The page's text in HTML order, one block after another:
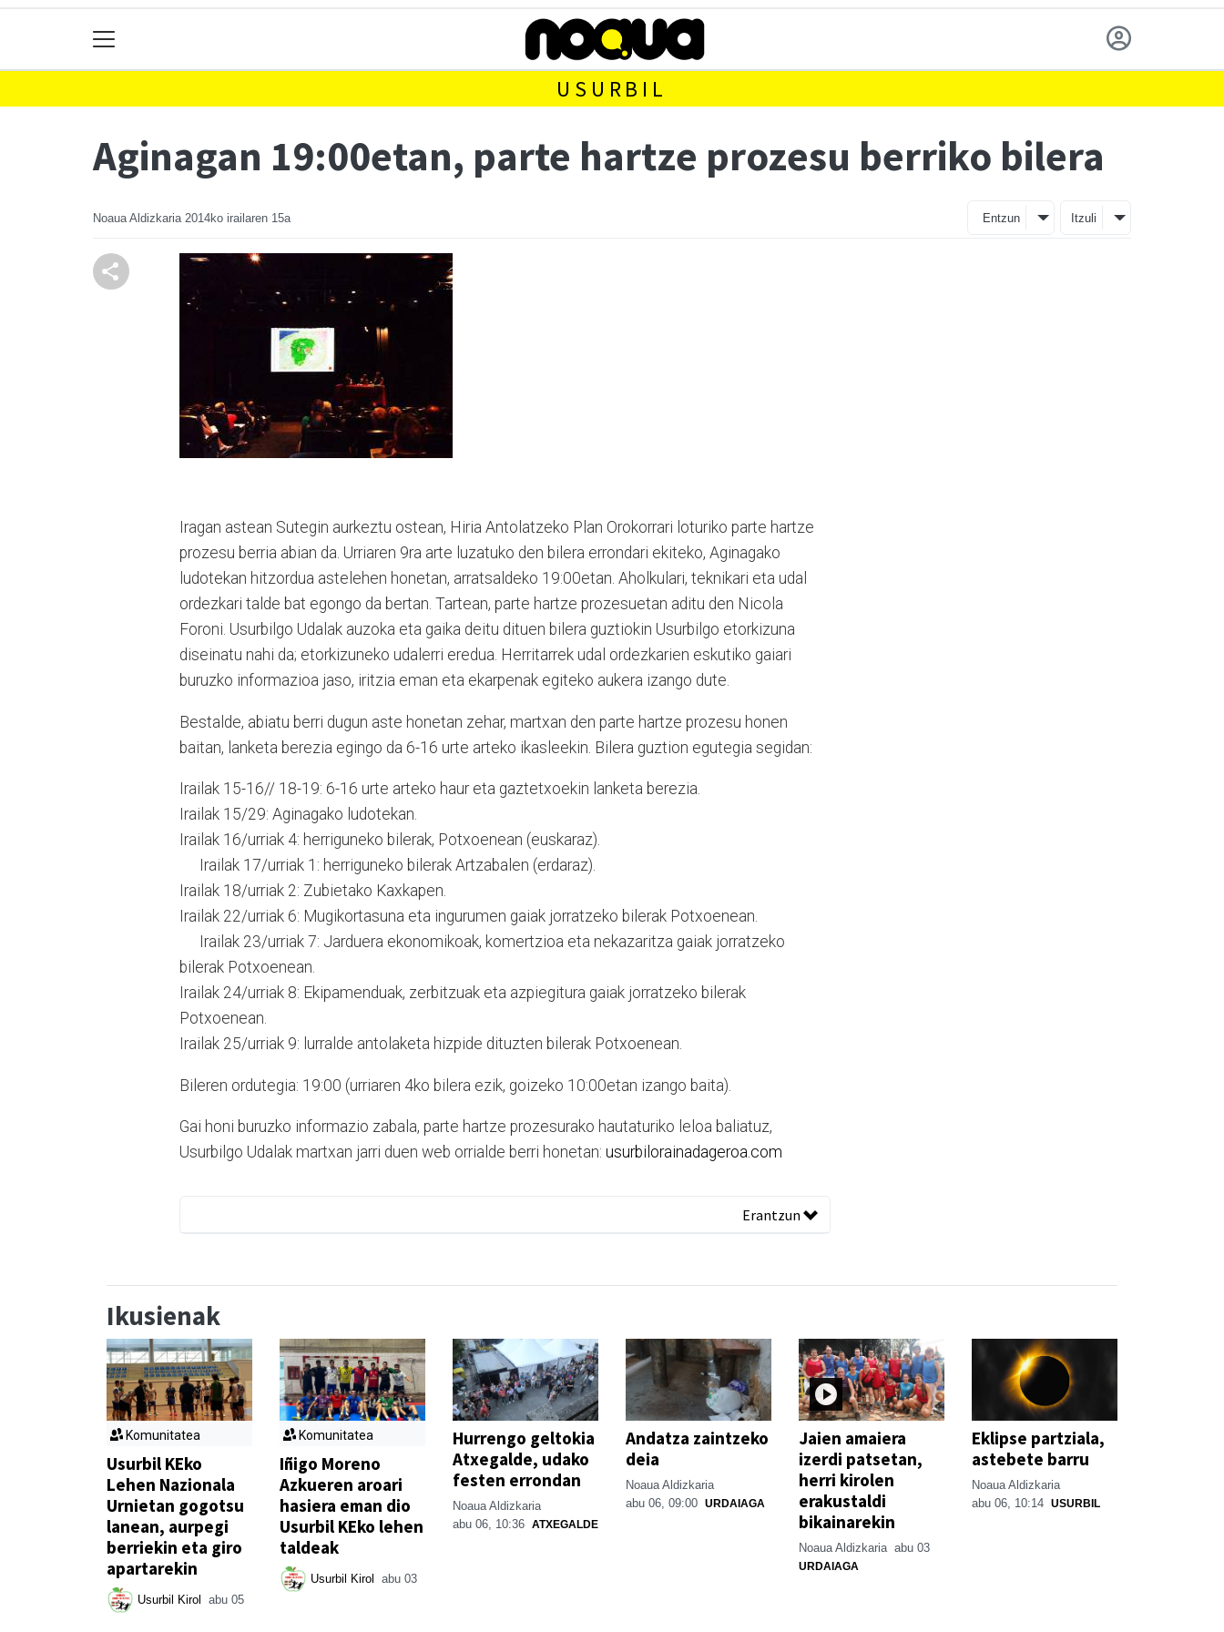
USURBIL
Aginagan 19:00etan, parte hartze prozesu berriko bilera
Noaua Aldizkaria 2014ko irailaren 15a Entzun Itzuli
Iragan astean Sutegin aurkeztu ostean, Hiria Antolatzeko Plan Orokorrari loturiko parte hartze
prozesu berria abian da. Urriaren 9ra arte luzatuko den bilera errondari ekiteko, Aginagako
ludotekan hitzordua astelehen honetan, arratsaldeko 19:00etan. Aholkulari, teknikari eta udal
ordezkari talde bat egongo da bertan. Tartean, parte hartze prozesuetan aditu den Nicola
Foroni. Usurbilgo Udalak auzoka eta gaika deitu dituen bilera guztiokin Usurbilgo etorkizuna
diseinatu nahi da; etorkizuneko udalerri eredua. Herritarrek udal ordezkarien eskutiko gaiari
buruzko informazioa jaso, iritzia eman eta ekarpenak egiteko aukera izango dute.
Bestalde, abiatu berri dugun aste honetan zehar, martxan den parte hartze prozesu honen
baitan, lanketa berezia egingo da 6-16 urte arteko ikasleekin. Bilera guztion egutegia segidan:
Irailak 15-16// 18-19: 6-16 urte arteko haur eta gaztetxoekin lanketa berezia.
Irailak 15/29: Aginagako ludotekan.
Irailak 16/urriak 4: herriguneko bilerak, Potxoenean (euskaraz).
Irailak 17/urriak 1: herriguneko bilerak Artzabalen (erdaraz).
Irailak 18/urriak 2: Zubietako Kaxkapen.
Irailak 22/urriak 6: Mugikortasuna eta ingurumen gaiak jorratzeko bilerak Potxoenean.
Irailak 23/urriak 7: Jarduera ekonomikoak, komertzioa eta nekazaritza gaiak jorratzeko
bilerak Potxoenean.
Irailak 24/urriak 8: Ekipamenduak, zerbitzuak eta azpiegitura gaiak jorratzeko bilerak
Potxoenean.
Irailak 25/urriak 9: lurralde antolaketa hizpide dituzten bilerak Potxoenean.
Bileren ordutegia: 19:00 (urriaren 4ko bilera ezik, goizeko 10:00etan izango baita).
Gai honi buruzko informazio zabala, parte hartze prozesurako hautaturiko leloa baliatuz,
Usurbilgo Udalak martxan jarri duen web orrialde berri honetan: usurbilorainadageroa.com
Erantzun
Ikusienak
Komunitatea
Usurbil KEko
Lehen Nazionala
Urnietan gogotsu
lanean, aurpegi
berriekin eta giro
apartarekin
Usurbil Kirol abu 05
Komunitatea
Iñigo Moreno
Azkueren aroari
hasiera eman dio
Usurbil KEko lehen
taldeak
Usurbil Kirol abu 03
Hurrengo geltokia
Atxegalde, udako
festen errondan
Noaua Aldizkaria
abu 06, 10:36 ATXEGALDE
Andatza zaintzeko
deia
Noaua Aldizkaria
abu 06, 09:00 URDAIAGA
Jaien amaiera
izerdi patsetan,
herri kirolen
erakustaldi
bikainarekin
Noaua Aldizkaria abu 03
URDAIAGA
Eklipse partziala,
astebete barru
Noaua Aldizkaria
abu 06, 10:14 USURBIL